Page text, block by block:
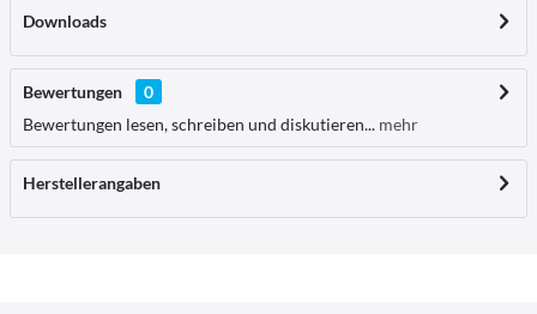
Downloads
Bewertungen
0
Bewertungen lesen, schreiben und diskutieren... mehr
Herstellerangaben